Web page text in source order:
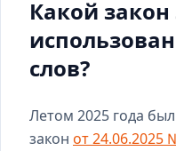
Какой
слов?
Летом 2025 года
закон от 24.06.2025